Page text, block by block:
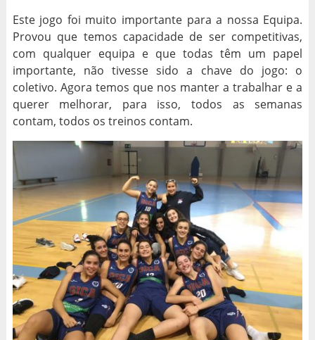
Este jogo foi muito importante para a nossa Equipa.
Provou que temos capacidade de ser competitivas,
com qualquer equipa e que todas têm um papel
importante, não tivesse sido a chave do jogo: o
coletivo. Agora temos que nos manter a trabalhar e a
querer melhorar, para isso, todos as semanas
contam, todos os treinos contam.